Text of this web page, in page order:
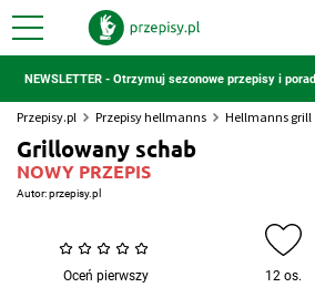
NEWSLETTER - Otrzymuj sezonowe przepisy i
Przepisy.pl Przepisy hellmanns Hellmanns grill
Grillowany schab
NOWY PRZEPIS
Autor:przepisy.pl
Oceń pierwszy 12 os.